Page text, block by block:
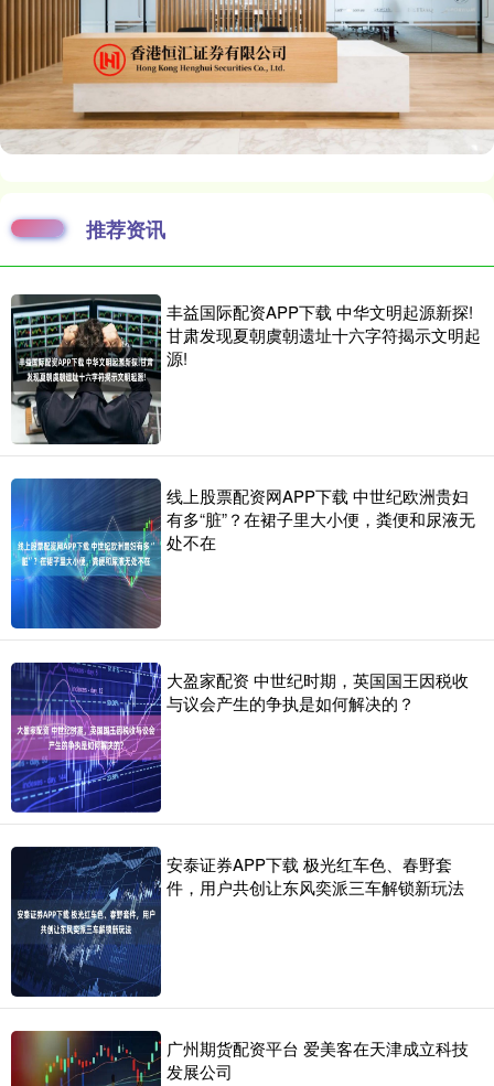
推荐资讯
丰益国际配资APP下载 中华文明起源新探!
甘肃发现夏朝虞朝遗址十六字符揭示文明起
源!
线上股票配资网APP下载 中世纪欧洲贵妇
有多“脏”？在裙子里大小便，粪便和尿液无
处不在
大盈家配资 中世纪时期，英国国王因税收
与议会产生的争执是如何解决的？
安泰证券APP下载 极光红车色、春野套
件，用户共创让东风奕派三车解锁新玩法
广州期货配资平台 爱美客在天津成立科技
发展公司